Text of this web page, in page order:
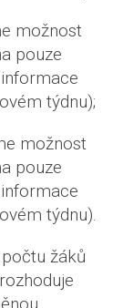
možnost
pouze
týdnu);
možnost
pouze
týdnu).
žáků